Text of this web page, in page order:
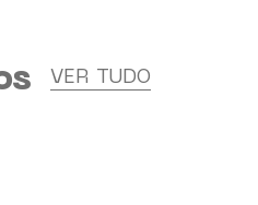
VER TUDO